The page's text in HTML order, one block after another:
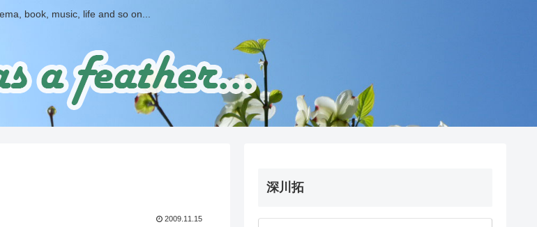
book, music, life and so on...
2009.11.15
深川拓